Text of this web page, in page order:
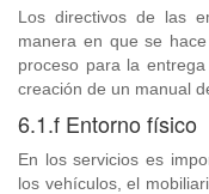
Los directivos de las
manera en que se
proceso para la
creación de un manual
6.1.f Entorno físico
En los servicios es
los vehículos, el